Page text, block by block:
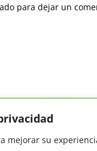
mejorar su
para dejar un
Hortofrutícola